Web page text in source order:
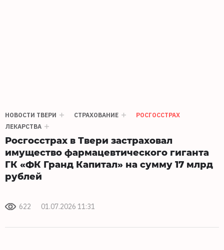
НОВОСТИ ТВЕРИ СТРАХОВАНИЕ
РОСГОССТРАХ
ЛЕКАРСТВА
Росгосстрах в Твери застраховал
имущество фармацевтического гиганта
ГК «ФК Гранд Капитал» на сумму 17 млрд
рублей
622 01.07.2026 11:31